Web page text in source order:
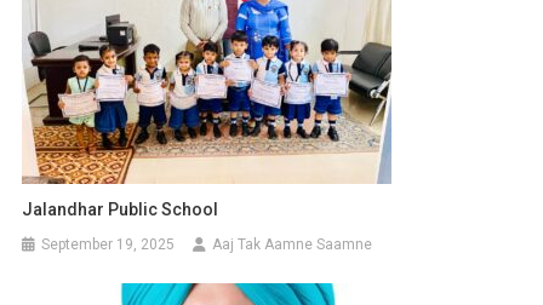
Jalandhar Public School
September 19, 2025 Aaj Tak Aamne Saamne